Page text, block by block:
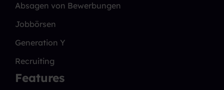
Absagen von Bewerbungen
Jobbörsen
Generation Y
Recruiting
Features